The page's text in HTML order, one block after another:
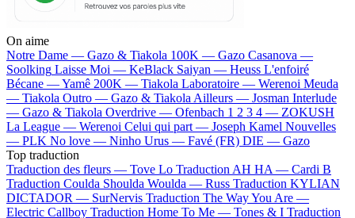
On aime
Notre Dame — Gazo & Tiakola 100K — Gazo Casanova —
Soolking Laisse Moi — KeBlack Saiyan — Heuss L'enfoiré
Bécane —Yamê 200K — Tiakola Laboratoire — Werenoi Meuda
— Tiakola Outro — Gazo & Tiakola Ailleurs — Josman Interlude
— Gazo & Tiakola Overdrive — Ofenbach 1 2 3 4 — ZOKUSH
La League — Werenoi Celui qui part — Joseph Kamel Nouvelles
— PLK No love — Ninho Urus — Favé (FR) DIE — Gazo
Top traduction
Traduction des fleurs — Tove Lo Traduction AH HA — Cardi B
Traduction Coulda Shoulda Woulda — Russ Traduction KYLIAN
DICTADOR — SurNervis Traduction The Way You Are —
Electric Callboy Traduction Home To Me — Tones & I Traduction